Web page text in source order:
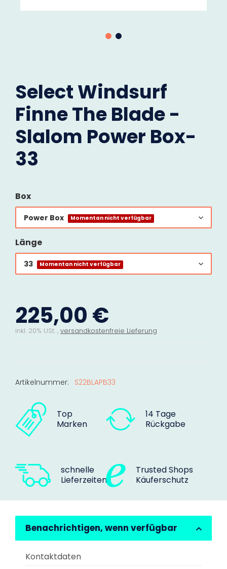
Select Windsurf
Finne The Blade -
Slalom Power Box-
33
Box
Power Box Momentan nicht verfügbar
Länge
33 Momentan nicht verfügbar
225,00 €
inkl. 20% USt. , versandkostenfreie Lieferung
Artikelnummer: S22BLAPB33
Top
Marken
14 Tage
Rückgabe
schnelle
Lieferzeiten
Trusted Shops
Käuferschutz
Benachrichtigen, wenn verfügbar
Kontaktdaten